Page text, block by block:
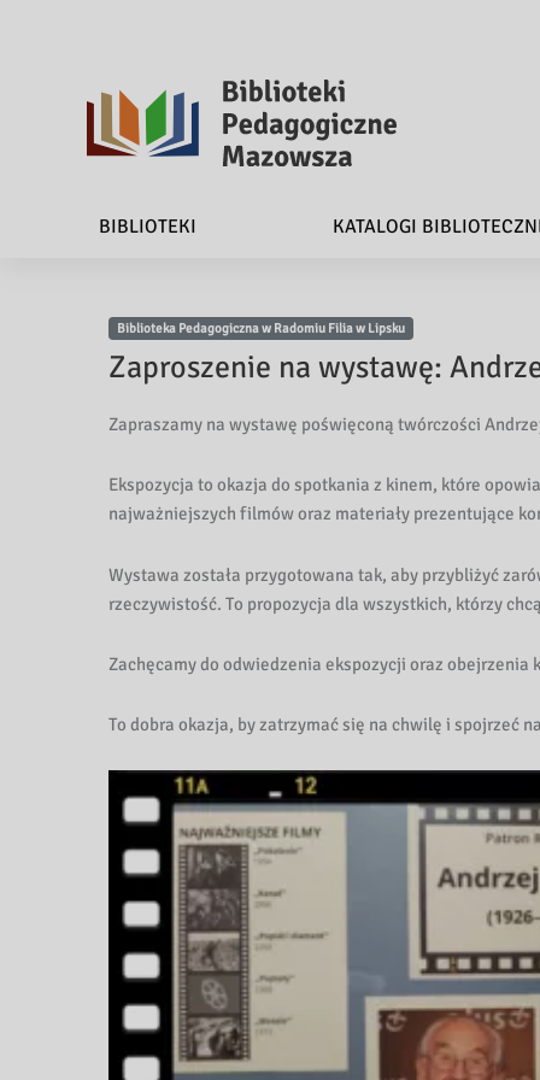
b
i
o
e
i
P
e
a
g
i
c
BIBLIOTEKI KATALOGI
Biblioteka Pedagogiczna w Radomiu Filia w Lipsku
Zaproszenie na wystawę:
Zapraszamy na wystawę poświęconą twórczości
Ekspozycja to okazja do spotkania z kinem, które
najważniejszych filmów oraz materiały prezentujące
Wystawa została przygotowana tak, aby przybliżyć
rzeczywistość. To propozycja dla wszystkich, którzy
Zachęcamy do odwiedzenia ekspozycji oraz
To dobra okazja, by zatrzymać się na chwilę i spojrzeć